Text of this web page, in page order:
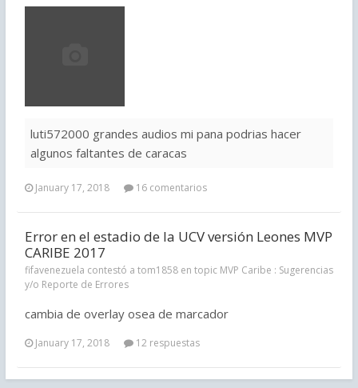
luti572000 grandes audios mi pana podrias hacer
algunos faltantes de caracas
January 17, 2018 16 comentarios
Error en el estadio de la UCV versión Leones MVP
CARIBE 2017
fifavenezuela contestó a tom1858 en topic MVP Caribe : Sugerencias
y/o Reporte de Errores
cambia de overlay osea de marcador
January 17, 2018 12 respuestas